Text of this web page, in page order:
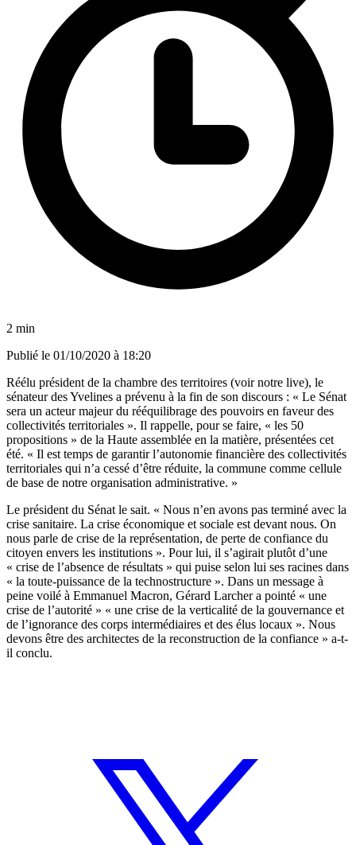
2 min
Publié le 01/10/2020 à 18:20
Réélu président de la chambre des territoires (voir notre live), le
sénateur des Yvelines a prévenu à la fin de son discours : « Le Sénat
sera un acteur majeur du rééquilibrage des pouvoirs en faveur des
collectivités territoriales ». Il rappelle, pour se faire, « les 50
propositions » de la Haute assemblée en la matière, présentées cet
été. « Il est temps de garantir l’autonomie financière des collectivités
territoriales qui n’a cessé d’être réduite, la commune comme cellule
de base de notre organisation administrative. »
Le président du Sénat le sait. « Nous n’en avons pas terminé avec la
crise sanitaire. La crise économique et sociale est devant nous. On
nous parle de crise de la représentation, de perte de confiance du
citoyen envers les institutions ». Pour lui, il s’agirait plutôt d’une
« crise de l’absence de résultats » qui puise selon lui ses racines dans
« la toute-puissance de la technostructure ». Dans un message à
peine voilé à Emmanuel Macron, Gérard Larcher a pointé « une
crise de l’autorité » « une crise de la verticalité de la gouvernance et
de l’ignorance des corps intermédiaires et des élus locaux ». Nous
devons être des architectes de la reconstruction de la confiance » a-t-
il conclu.